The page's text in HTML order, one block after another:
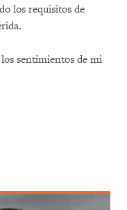
los requisitos de
sentimientos de mi